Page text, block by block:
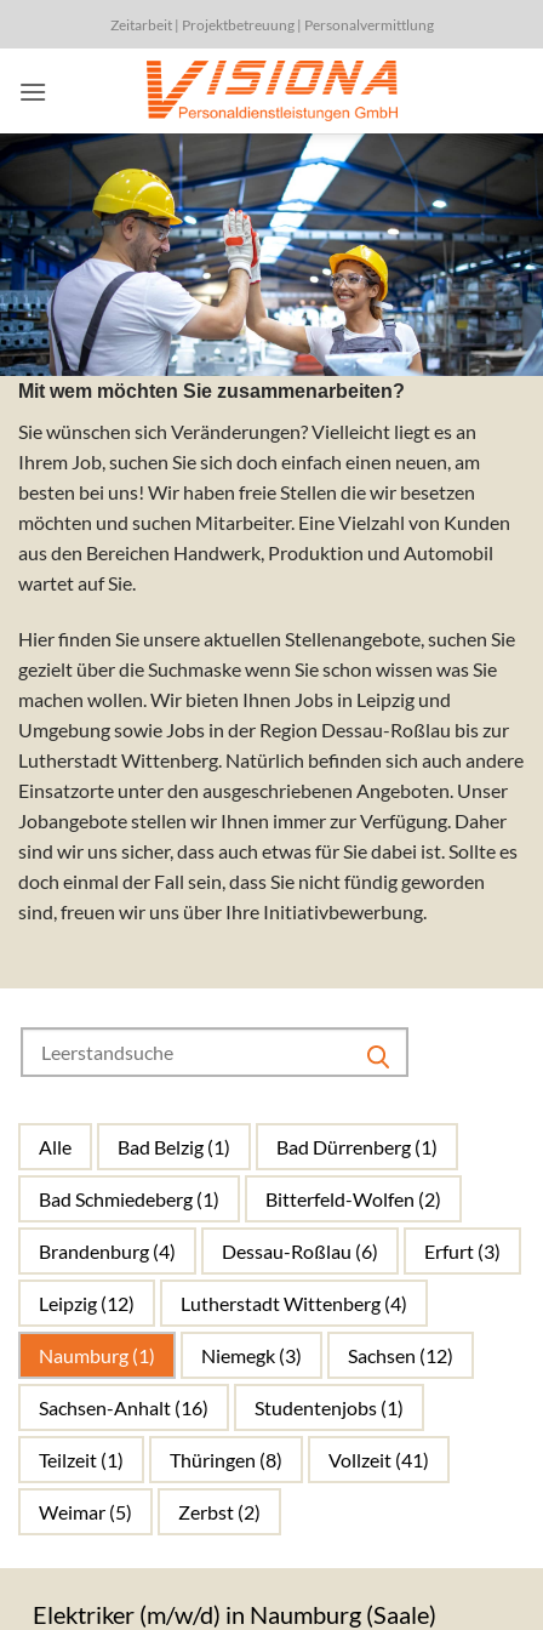
Inhalt
Zeitarbeit | Projektbetreuung | Personalvermittlung
Mit wem möchten Sie zusammenarbeiten?
Sie wünschen sich Veränderungen? Vielleicht liegt es an
Ihrem Job, suchen Sie sich doch einfach einen neuen, am
besten bei uns! Wir haben freie Stellen die wir besetzen
möchten und suchen Mitarbeiter. Eine Vielzahl von Kunden
aus den Bereichen Handwerk, Produktion und Automobil
wartet auf Sie.
Hier finden Sie unsere aktuellen Stellenangebote, suchen Sie
gezielt über die Suchmaske wenn Sie schon wissen was Sie
machen wollen. Wir bieten Ihnen Jobs in Leipzig und
Umgebung sowie Jobs in der Region Dessau-Roßlau bis zur
Lutherstadt Wittenberg. Natürlich befinden sich auch andere
Einsatzorte unter den ausgeschriebenen Angeboten. Unser
Jobangebote stellen wir Ihnen immer zur Verfügung. Daher
sind wir uns sicher, dass auch etwas für Sie dabei ist. Sollte es
doch einmal der Fall sein, dass Sie nicht fündig geworden
sind, freuen wir uns über Ihre Initiativbewerbung.
Alle Bad Belzig (1) Bad Dürrenberg (1)
Bad Schmiedeberg (1) Bitterfeld-Wolfen (2)
Brandenburg (4) Dessau-Roßlau (6) Erfurt (3)
Leipzig (12) Lutherstadt Wittenberg (4)
Naumburg (1) Niemegk (3) Sachsen (12)
Sachsen-Anhalt (16) Studentenjobs (1)
Teilzeit (1) Thüringen (8) Vollzeit (41)
Weimar (5) Zerbst (2)
Elektriker (m/w/d) in Naumburg (Saale)